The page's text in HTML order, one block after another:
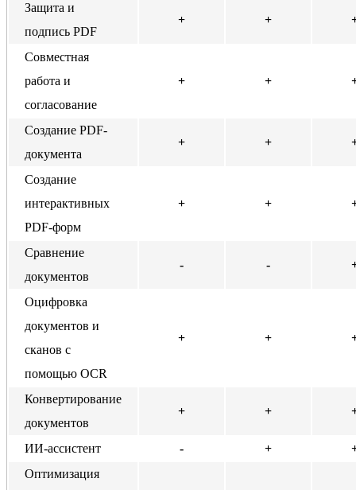
Защита и
подпись PDF
+ +
Совместная
работа и
согласование
+ +
Создание PDF-
документа
+ +
Создание
интерактивных
PDF-форм
+ +
Сравнение
документов
- -
Оцифровка
документов и
сканов с
помощью OCR
+ +
Конвертирование
документов
+ +
ИИ-ассистент - +
Оптимизация